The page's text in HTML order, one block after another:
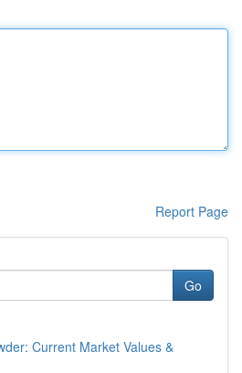
Report Page
Go
Current Market Values &